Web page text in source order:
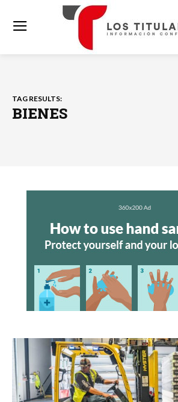
TAG RESULTS:
BIENES